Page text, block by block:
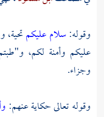
وقوله:سلام عليكمتحية،
عليكم وأمنة لكم،
وجزاء.
وقوله تعالى حكاية عنهم: